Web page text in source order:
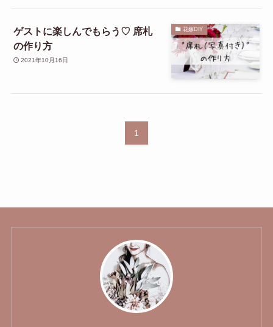
花嫁DIY
ゲストに楽しんでもらう♡ 席札
の作り方
2021年10月16日
1